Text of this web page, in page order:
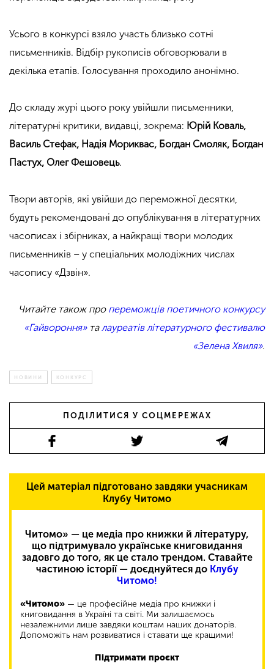
Усього в конкурсі взяло участь близько сотні
письменників. Відбір рукописів обговорювали в
декілька етапів. Голосування проходило анонімно.
До складу журі цього року увійшли письменники,
літературні критики, видавці, зокрема: Юрій Коваль,
Василь Стефак, Надія Мориквас, Богдан Смоляк, Богдан
Пастух, Олег Фешовець.
Твори авторів, які увійши до переможної десятки,
будуть рекомендовані до опублікування в літературних
часописах і збірниках, а найкращі твори молодих
письменників – у спеціальних молодіжних числах
часопису «Дзвін».
Читайте також про переможців поетичного конкурсу
«Гайвороння»талауреатів літературного фестивалю
«Зелена Хвиля».
НОВИНИ КОНКУРС
ПОДІЛИТИСЯ У СОЦМЕРЕЖАХ
Цей матеріал підготовано завдяки учасникам
Клубу Читомо
Читомо» — це медіа про книжки й літературу,
що підтримувало українське книговидання
задовго до того, як це стало трендом. Ставайте
частиною історії — доєднуйтеся до Клубу
Читомо!
«Читомо» — це професійне медіа про книжки і
книговидання в Україні та світі. Ми залишаємось
незалежними лише завдяки коштам наших донаторів.
Допоможіть нам розвиватися і ставати ще кращими!
Підтримати проєкт